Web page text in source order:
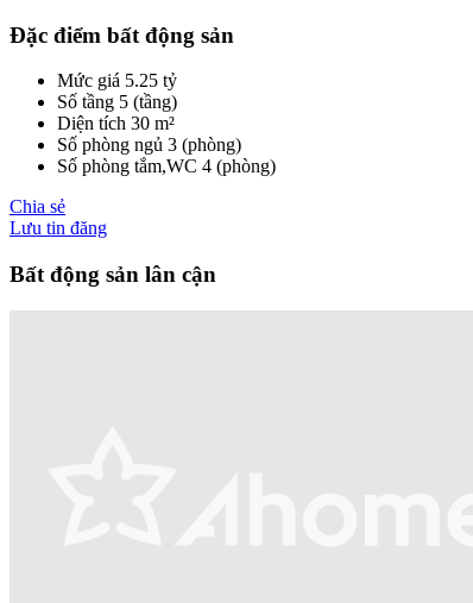
Đặc điểm bất động sản
Mức giá 5.25 tỷ
Số tầng 5 (tầng)
Diện tích 30 m²
Số phòng ngủ 3 (phòng)
Số phòng tắm,WC 4 (phòng)
Chia sẻ
Lưu tin đăng
Bất động sản lân cận